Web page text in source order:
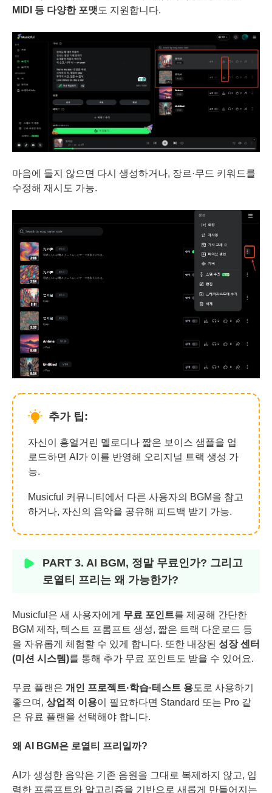
MIDI 등 다양한 포맷 도 지원합니다.
마음에 들지 않으면 다시 생성하거나, 장르·무드 키워드를
수정해 재시도 가능.
추가 팁:
자신이 흥얼거린 멜로디나 짧은 보이스 샘플을 업
로드하면 AI가 이를 반영해 오리지널 트랙 생성 가
능.
Musicful 커뮤니티에서 다른 사용자의 BGM을 참고
하거나, 자신의 음악을 공유해 피드백 받기 가능.
PART 3. AI BGM, 정말 무료인가? 그리고
로열티 프리는 왜 가능한가?
Musicful은 새 사용자에게 무료 포인트를 제공해 간단한
BGM 제작, 텍스트 프롬프트 생성, 짧은 트랙 다운로드 등
을 자유롭게 체험할 수 있게 합니다. 또한 내장된 성장 센터
(미션 시스템)를 통해 추가 무료 포인트도 받을 수 있어요.
무료 플랜은 개인 프로젝트·학습·테스트 용도로 사용하기
좋으며, 상업적 이용이 필요하다면 Standard 또는 Pro 같
은 유료 플랜을 선택해야 합니다.
왜 AI BGM은 로열티 프리일까?
AI가 생성한 음악은 기존 음원을 그대로 복제하지 않고, 입
력한 프롬프트와 알고리즘을 기반으로 새롭게 만들어지는